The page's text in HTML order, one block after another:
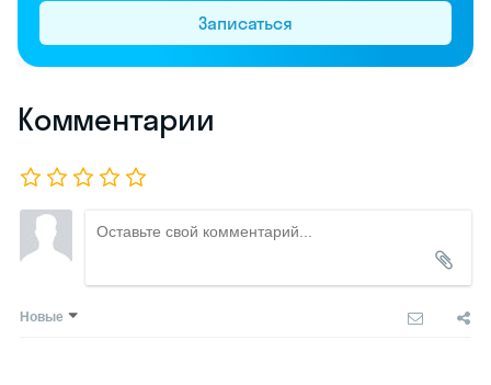
Записаться
Комментарии
Новые